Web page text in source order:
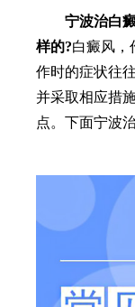
宁波治白
样的?白癜风，
作时的症状往
并采取相应措
点。下面宁波